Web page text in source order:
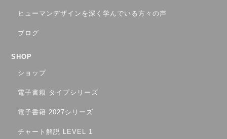
ヒューマンデザインを深く学んでいる方々の声
ブログ
SHOP
ショップ
電子書籍 タイプシリーズ
電子書籍 2027シリーズ
チャート解説 LEVEL 1